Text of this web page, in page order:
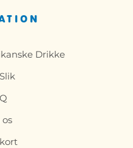
Drikke